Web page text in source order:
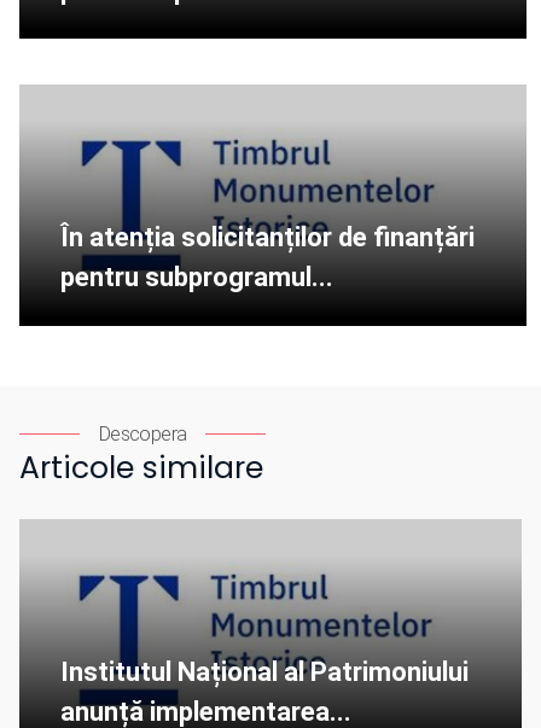
În atenția solicitanților de finanțări
pentru subprogramul...
Descopera
Articole similare
Institutul Național al Patrimoniului
anunță implementarea...